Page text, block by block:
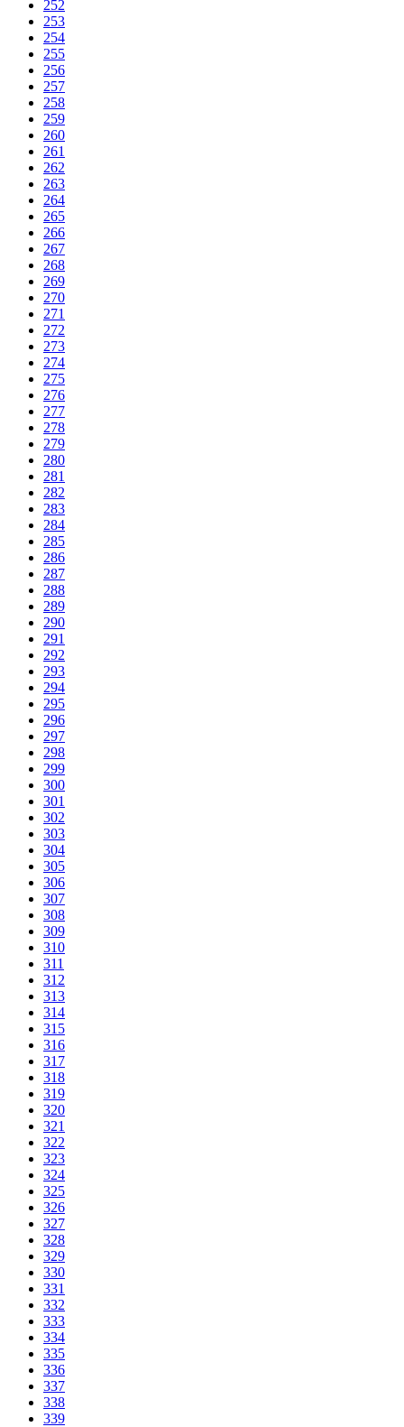
252
253
254
255
256
257
258
259
260
261
262
263
264
265
266
267
268
269
270
271
272
273
274
275
276
277
278
279
280
281
282
283
284
285
286
287
288
289
290
291
292
293
294
295
296
297
298
299
300
301
302
303
304
305
306
307
308
309
310
311
312
313
314
315
316
317
318
319
320
321
322
323
324
325
326
327
328
329
330
331
332
333
334
335
336
337
338
339